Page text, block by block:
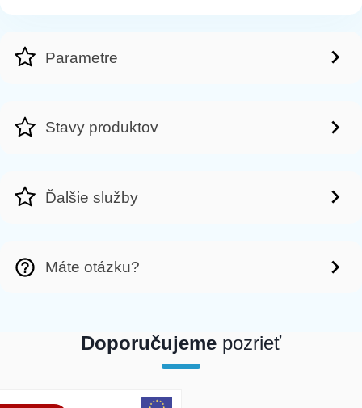
Parametre
Stavy produktov
Ďalšie služby
Máte otázku?
Doporučujeme pozrieť
array(1) { [0]=> int(18514) }